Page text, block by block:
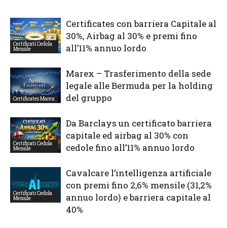
Certificati Cedola
Mensile
Certificates con barriera Capitale al
30%, Airbag al 30% e premi fino
all’11% annuo lordo
Certificates Marex
Marex – Trasferimento della sede
legale alle Bermuda per la holding
del gruppo
Certificati Cedola
Mensile
Da Barclays un certificato barriera
capitale ed airbag al 30% con
cedole fino all’11% annuo lordo
Certificati Cedola
Mensile
Cavalcare l’intelligenza artificiale
con premi fino 2,6% mensile (31,2%
annuo lordo) e barriera capitale al
40%